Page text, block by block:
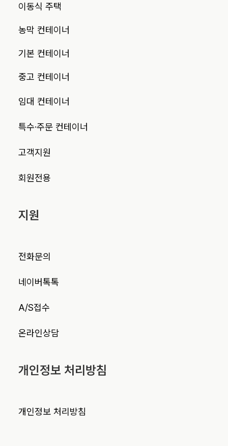
이동식 주택
농막 컨테이너
기본 컨테이너
중고 컨테이너
임대 컨테이너
특수·주문 컨테이너
고객지원
회원전용
지원
전화문의
네이버톡톡
A/S접수
온라인상담
개인정보 처리방침
개인정보 처리방침